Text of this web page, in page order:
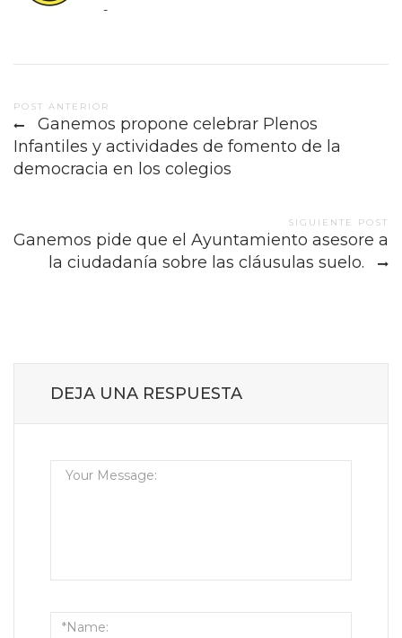
-
Post
navigation
POST ANTERIOR
Ganemos propone celebrar Plenos
Infantiles y actividades de fomento de la
democracia en los colegios
SIGUIENTE POST
Ganemos pide que el Ayuntamiento asesore a
la ciudadanía sobre las cláusulas suelo.
DEJA UNA RESPUESTA